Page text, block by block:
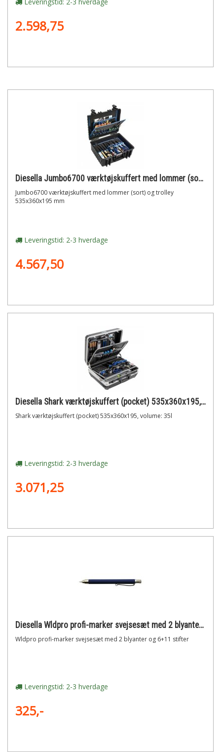
2.598,75
Diesella Jumbo6700 værktøjskuffert med lommer (sort) og trolley 535x360x195 mm
Jumbo6700 værktøjskuffert med lommer (sort) og trolley
535x360x195 mm
Leveringstid: 2-3 hverdage
4.567,50
Diesella Shark værktøjskuffert (pocket) 535x360x195, volume: 35l
Shark værktøjskuffert (pocket) 535x360x195, volume: 35l
Leveringstid: 2-3 hverdage
3.071,25
Diesella Wldpro profi-marker svejsesæt med 2 blyanter og 6+11 stifter
Wldpro profi-marker svejsesæt med 2 blyanter og 6+11 stifter
Leveringstid: 2-3 hverdage
325,-